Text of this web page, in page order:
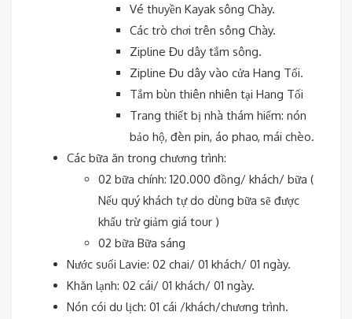
Vé thuyền Kayak sông Chày.
Các trò chơi trên sông Chày.
Zipline Đu dây tắm sông.
Zipline Đu dây vào cửa Hang Tối.
Tắm bùn thiên nhiên tại Hang Tối
Trang thiết bị nhà thám hiểm: nón
bảo hộ, đèn pin, áo phao, mái chèo.
Các bữa ăn trong chương trình:
02 bữa chính: 120.000 đồng/ khách/ bữa (
Nếu quý khách tự do dùng bữa sẽ được
khấu trừ giảm giá tour )
02 bữa Bữa sáng
Nước suối Lavie: 02 chai/ 01 khách/ 01 ngày.
Khăn lạnh: 02 cái/ 01 khách/ 01 ngày.
Nón cói du lịch: 01 cái /khách/chương trình.